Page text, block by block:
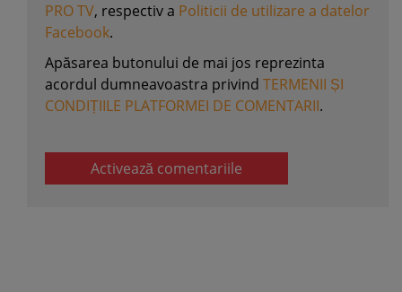
PRO TV, respectiv a Politicii de utilizare a datelor
Facebook.
Apăsarea butonului de mai jos reprezinta
acordul dumneavoastra privind TERMENII ȘI
CONDIȚIILE PLATFORMEI DE COMENTARII.
Activează comentariile